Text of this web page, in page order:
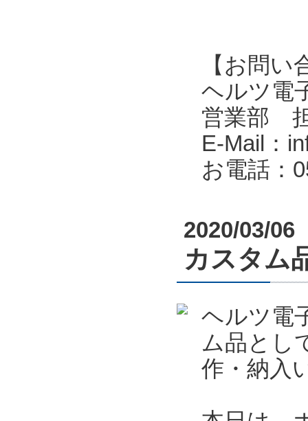
【お問い
ヘルツ電
営業部
E-Mail：
お電話：
2020/03/06
カスタム
ヘルツ電
ム品とし
作・納入